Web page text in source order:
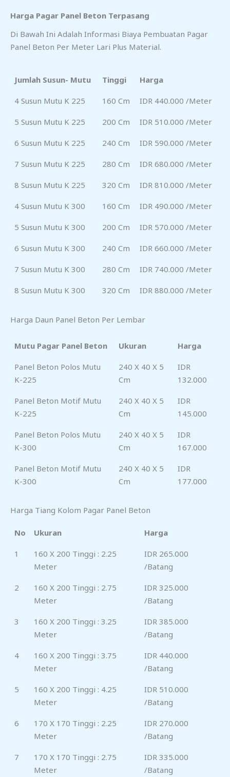
Harga Pagar Panel Beton Terpasang
Di Bawah Ini Adalah Informasi Biaya Pembuatan Pagar
Panel Beton Per Meter Lari Plus Material.
Jumlah Susun- Mutu Tinggi Harga
4 Susun Mutu K 225 160 Cm IDR 440.000 /meter
5 Susun Mutu K 225 200 Cm IDR 510.000 /meter
6 Susun Mutu K 225 240 Cm IDR 590.000 /meter
7 Susun Mutu K 225 280 Cm IDR 680.000 /meter
8 Susun Mutu K 225 320 Cm IDR 810.000 /meter
4 Susun Mutu K 300 160 Cm IDR 490.000 /meter
5 Susun Mutu K 300 200 Cm IDR 570.000 /meter
6 Susun Mutu K 300 240 Cm IDR 660.000 /meter
7 Susun Mutu K 300 280 Cm IDR 740.000 /meter
8 Susun Mutu K 300 320 Cm IDR 880.000 /meter
Harga Daun Panel Beton Per Lembar
Mutu Pagar Panel Beton Ukuran Harga
Panel Beton Polos Mutu
K-225
240 X 40 X 5
Cm
IDR
132.000
Panel Beton Motif Mutu
K-225
240 X 40 X 5
Cm
IDR
145.000
Panel Beton Polos Mutu
K-300
240 X 40 X 5
Cm
IDR
167.000
Panel Beton Motif Mutu
K-300
240 X 40 X 5
Cm
IDR
177.000
Harga Tiang Kolom Pagar Panel Beton
No Ukuran Harga
1
160 X 200 Tinggi : 2.25
Meter
IDR 265.000
/Batang
2
160 X 200 Tinggi : 2.75
Meter
IDR 325.000
/Batang
3
160 X 200 Tinggi : 3.25
Meter
IDR 385.000
/Batang
4
160 X 200 Tinggi : 3.75
Meter
IDR 440.000
/Batang
5
160 X 200 Tinggi : 4.25
Meter
IDR 510.000
/Batang
6
170 X 170 Tinggi : 2.25
Meter
IDR 270.000
/Batang
7
170 X 170 Tinggi : 2.75
Meter
IDR 335.000
/Batang